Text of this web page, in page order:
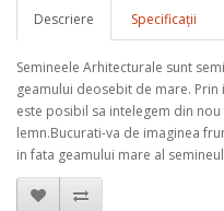
Descriere Specificaţii
Semineele Arhitecturale sunt
geamului deosebit de mare.
este posibil sa intelegem din
lemn.Bucurati-va de imaginea
in fata geamului mare al